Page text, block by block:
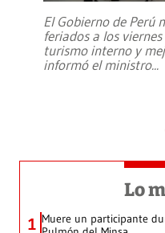
El Gobierno de Perú
feriados a los
turismo interno y
informó el ministro...
Lo
1 Muere un participante